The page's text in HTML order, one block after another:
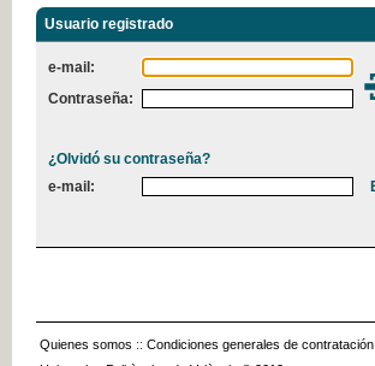
Usuario registrado
e-mail:
Contraseña:
¿Olvidó su contraseña?
e-mail:
Quienes somos :: Condiciones generales de contratación